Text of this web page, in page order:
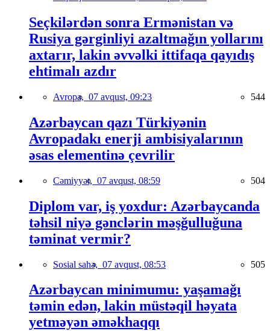
Seçkilərdən sonra Ermənistan və
Rusiya gərginliyi azaltmağın yollarını
axtarır, lakin əvvəlki ittifaqa qayıdış
ehtimalı azdır
Avropa, 07 avqust, 09:23 544
Azərbaycan qazı Türkiyənin
Avropadakı enerji ambisiyalarının
əsas elementinə çevrilir
Cəmiyyət, 07 avqust, 08:59 504
Diplom var, iş yoxdur: Azərbaycanda
təhsil niyə gənclərin məşğulluğuna
təminat vermir?
Sosial sahə, 07 avqust, 08:53 505
Azərbaycan minimumu: yaşamağı
təmin edən, lakin müstəqil həyata
yetməyən əməkhaqqı